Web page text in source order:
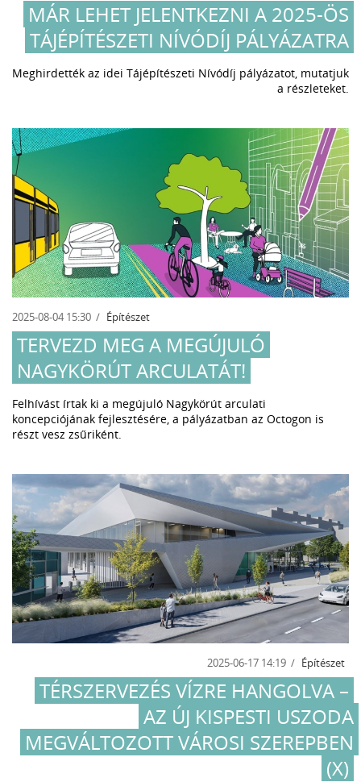
MÁR LEHET JELENTKEZNI A 2025-ÖS
TÁJÉPÍTÉSZETI NÍVÓDÍJ PÁLYÁZATRA
Meghirdették az idei Tájépítészeti Nívódíj pályázatot, mutatjuk
a részleteket.
2025-08-04 15:30 Építészet
TERVEZD MEG A MEGÚJULÓ
NAGYKÖRÚT ARCULATÁT!
Felhívást írtak ki a megújuló Nagykörút arculati
koncepciójának fejlesztésére, a pályázatban az Octogon is
részt vesz zsűriként.
2025-06-17 14:19 Építészet
TÉRSZERVEZÉS VÍZRE HANGOLVA –
AZ ÚJ KISPESTI USZODA
MEGVÁLTOZOTT VÁROSI SZEREPBEN
(X)